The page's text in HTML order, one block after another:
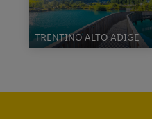
TRENTINO ALTO ADIGE